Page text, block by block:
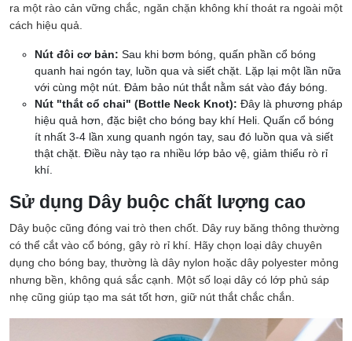
ra một rào cản vững chắc, ngăn chặn không khí thoát ra ngoài một
cách hiệu quả.
Nút đôi cơ bản: Sau khi bơm bóng, quấn phần cổ bóng
quanh hai ngón tay, luồn qua và siết chặt. Lặp lại một lần nữa
với cùng một nút. Đảm bảo nút thắt nằm sát vào đáy bóng.
Nút "thắt cổ chai" (Bottle Neck Knot): Đây là phương pháp
hiệu quả hơn, đặc biệt cho bóng bay khí Heli. Quấn cổ bóng
ít nhất 3-4 lần xung quanh ngón tay, sau đó luồn qua và siết
thật chặt. Điều này tạo ra nhiều lớp bảo vệ, giảm thiểu rò rỉ
khí.
Sử dụng Dây buộc chất lượng cao
Dây buộc cũng đóng vai trò then chốt. Dây ruy băng thông thường
có thể cắt vào cổ bóng, gây rò rỉ khí. Hãy chọn loại dây chuyên
dụng cho bóng bay, thường là dây nylon hoặc dây polyester mỏng
nhưng bền, không quá sắc cạnh. Một số loại dây có lớp phủ sáp
nhẹ cũng giúp tạo ma sát tốt hơn, giữ nút thắt chắc chắn.